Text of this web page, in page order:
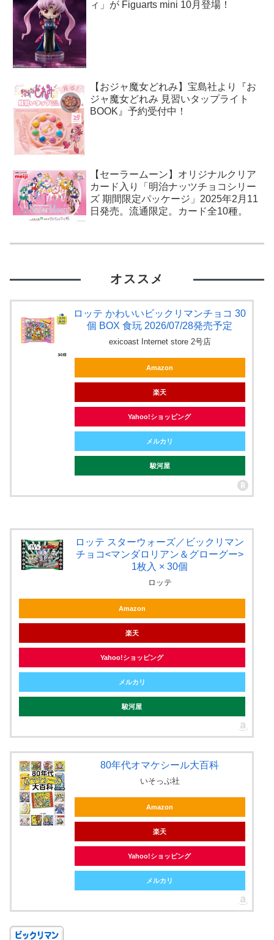
ィ」が Figuarts mini 10月登場！
【おジャ魔女どれみ】宝島社より『お
ジャ魔女どれみ 見習いタップライト
BOOK』予約受付中！
【セーラームーン】オリジナルクリア
カード入り「明治ナッツチョコシリー
ズ 期間限定パッケージ」2025年2月11
日発売。流通限定。カード全10種。
オススメ
ロッテ かわいいビックリマンチョコ 30
個 BOX 食玩 2026/07/28発売予定
exicoast Internet store 2号店
Amazon
楽天
Yahoo!ショッピング
メルカリ
駿河屋
ロッテ スターウォーズ／ビックリマン
チョコ<マンダロリアン＆グローグー>
1枚入 × 30個
ロッテ
Amazon
楽天
Yahoo!ショッピング
メルカリ
駿河屋
80年代オマケシール大百科
いそっぷ社
Amazon
楽天
Yahoo!ショッピング
メルカリ